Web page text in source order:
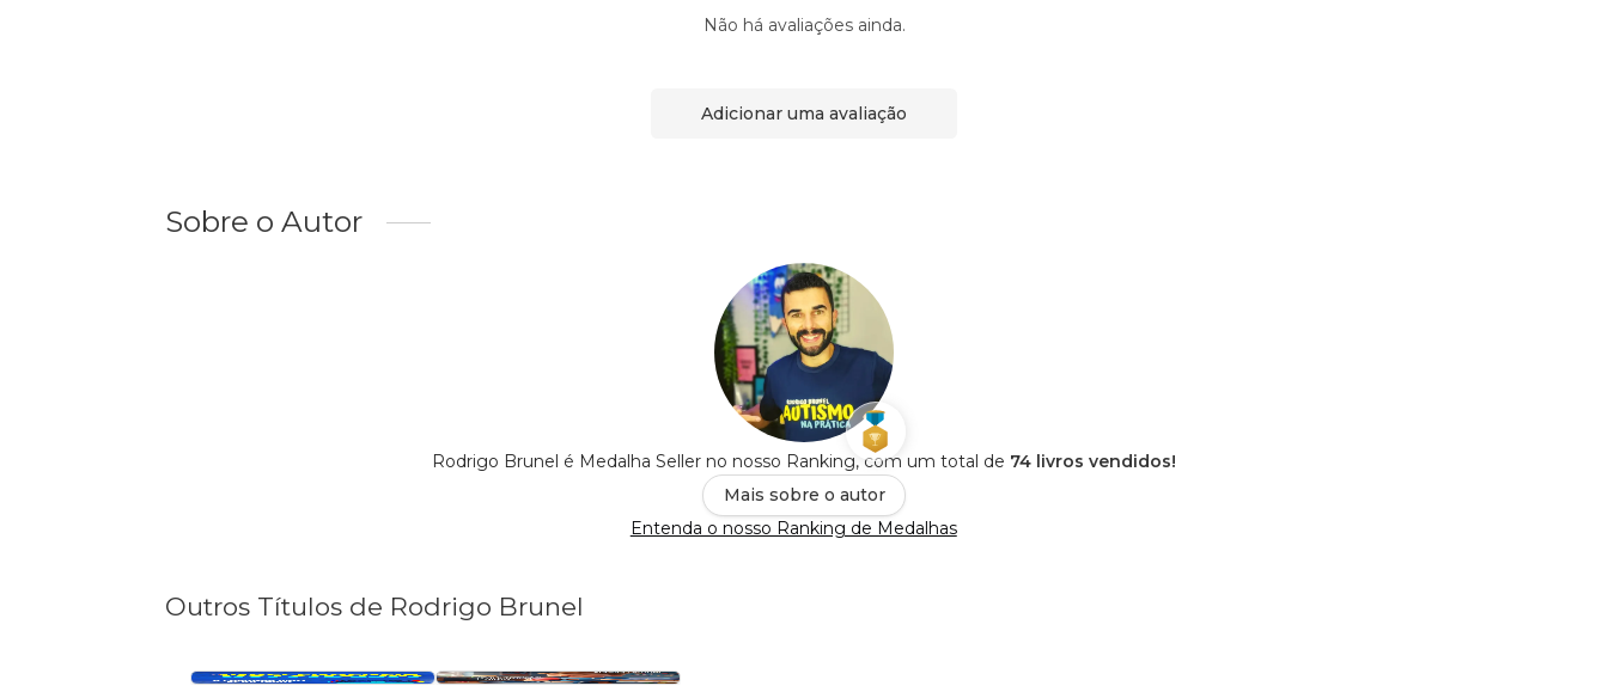
Não há avaliações ainda.
Adicionar uma avaliação
Sobre o Autor
Rodrigo Brunel é Medalha Seller no nosso Ranking, com um total de 74 livros vendidos!
Mais sobre o autor
Entenda o nosso Ranking de Medalhas
Outros Títulos de Rodrigo Brunel